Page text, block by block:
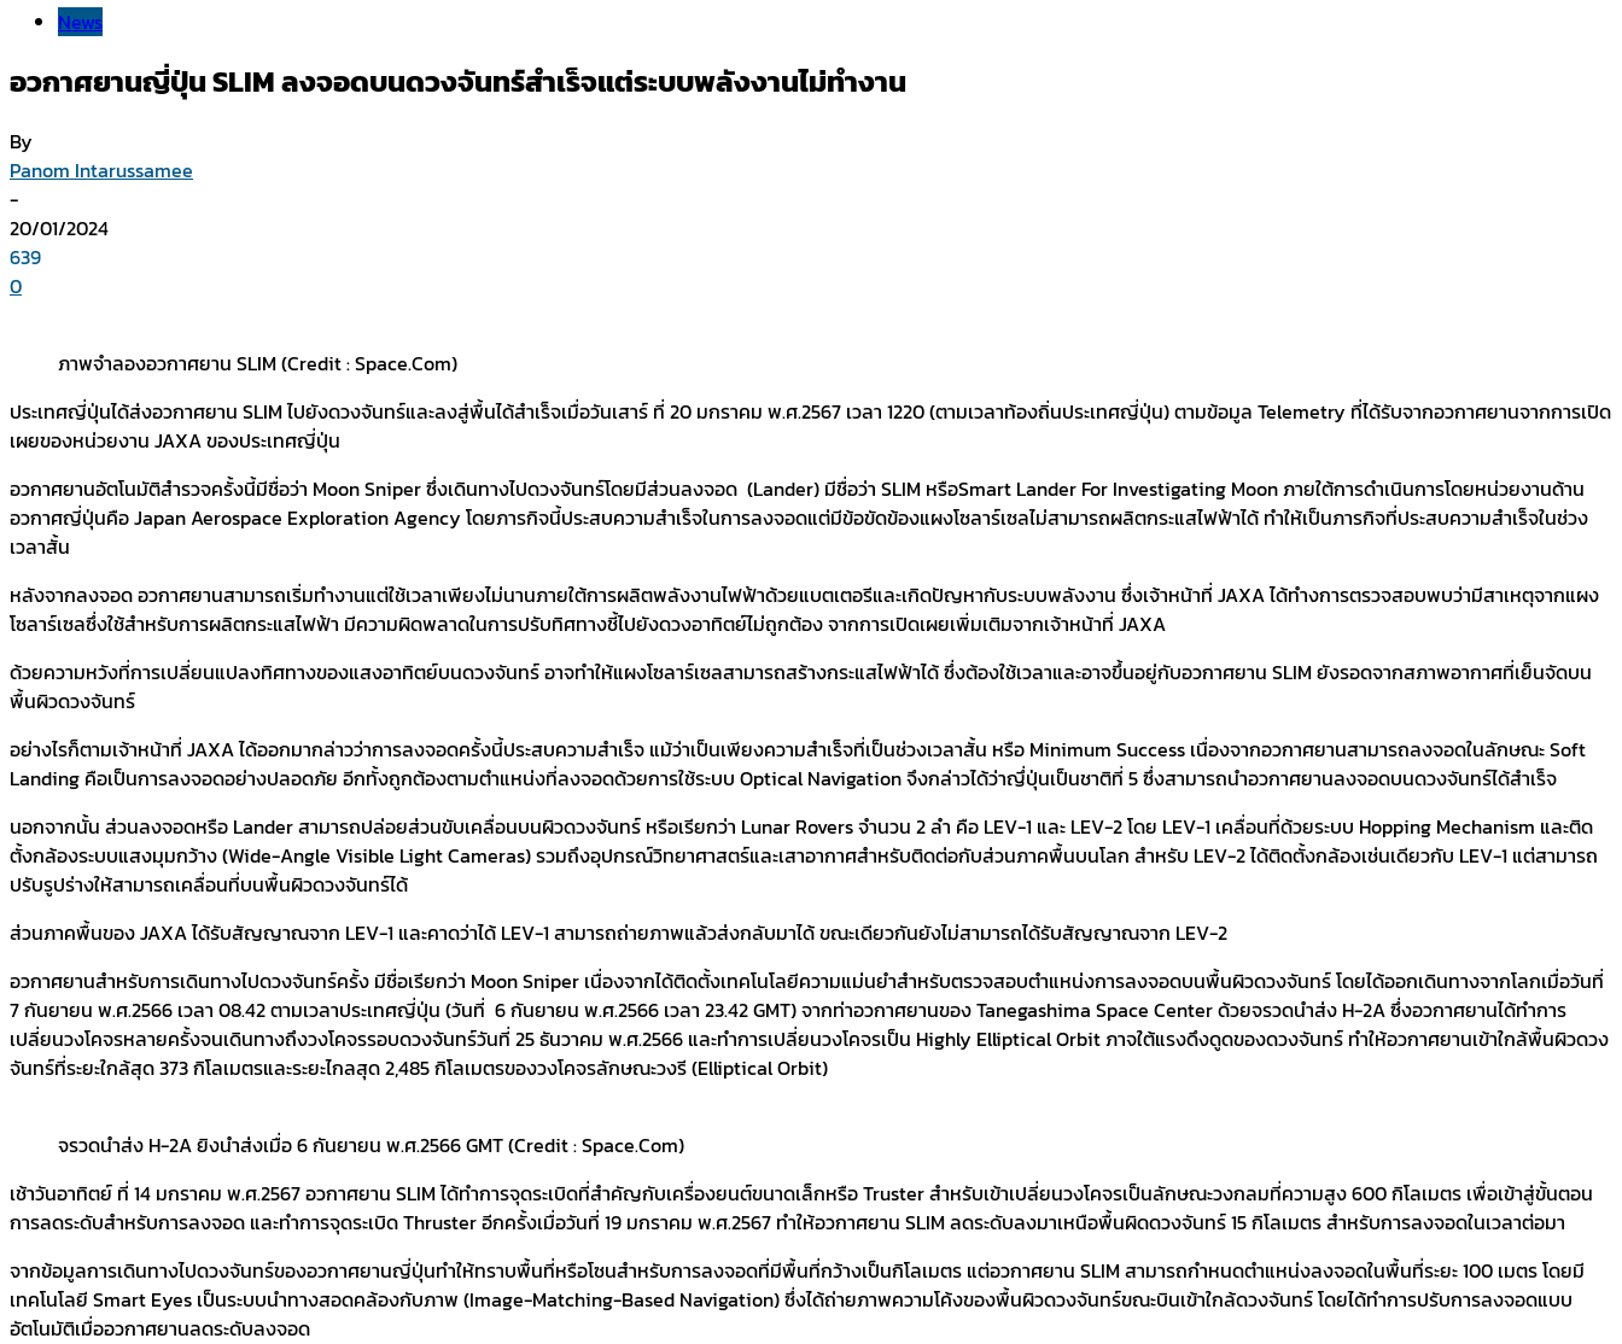
News
อวกาศยานญี่ปุ่น SLIM ลงจอดบนดวงจันทร์สำเร็จแต่ระบบพลังงานไม่ทำงาน
By
Panom Intarussamee
-
20/01/2024
639
0
ภาพจำลองอวกาศยาน SLIM (Credit : Space.com)
ประเทศญี่ปุ่นได้ส่งอวกาศยาน SLIM ไปยังดวงจันทร์และลงสู่พื้นได้สำเร็จเมื่อวันเสาร์ ที่ 20 มกราคม พ.ศ.2567 เวลา 1220 (ตามเวลาท้องถิ่นประเทศญี่ปุ่น) ตามข้อมูล Telemetry ที่ได้รับจากอวกาศยานจากการเปิด
เผยของหน่วยงาน JAXA ของประเทศญี่ปุ่น
อวกาศยานอัตโนมัติสำรวจครั้งนี้มีชื่อว่า Moon Sniper ซึ่งเดินทางไปดวงจันทร์โดยมีส่วนลงจอด (Lander) มีชื่อว่า SLIM หรือSmart Lander For Investigating Moon ภายใต้การดำเนินการโดยหน่วยงานด้าน
อวกาศญี่ปุ่นคือ Japan Aerospace Exploration Agency โดยภารกิจนี้ประสบความสำเร็จในการลงจอดแต่มีข้อขัดข้องแผงโซลาร์เซลไม่สามารถผลิตกระแสไฟฟ้าได้ ทำให้เป็นภารกิจที่ประสบความสำเร็จในช่วง
เวลาสั้น
หลังจากลงจอด อวกาศยานสามารถเริ่มทำงานแต่ใช้เวลาเพียงไม่นานภายใต้การผลิตพลังงานไฟฟ้าด้วยแบตเตอรีและเกิดปัญหากับระบบพลังงาน ซึ่งเจ้าหน้าที่ JAXA ได้ทำงการตรวจสอบพบว่ามีสาเหตุจากแผง
โซลาร์เซลซึ่งใช้สำหรับการผลิตกระแสไฟฟ้า มีความผิดพลาดในการปรับทิศทางชี้ไปยังดวงอาทิตย์ไม่ถูกต้อง จากการเปิดเผยเพิ่มเติมจากเจ้าหน้าที่ JAXA
ด้วยความหวังที่การเปลี่ยนแปลงทิศทางของแสงอาทิตย์บนดวงจันทร์ อาจทำให้แผงโซลาร์เซลสามารถสร้างกระแสไฟฟ้าได้ ซึ่งต้องใช้เวลาและอาจขึ้นอยู่กับอวกาศยาน SLIM ยังรอดจากสภาพอากาศที่เย็นจัดบน
พื้นผิวดวงจันทร์
อย่างไรก็ตามเจ้าหน้าที่ JAXA ได้ออกมากล่าวว่าการลงจอดครั้งนี้ประสบความสำเร็จ แม้ว่าเป็นเพียงความสำเร็จที่เป็นช่วงเวลาสั้น หรือ Minimum Success เนื่องจากอวกาศยานสามารถลงจอดในลักษณะ Soft
Landing คือเป็นการลงจอดอย่างปลอดภัย อีกทั้งถูกต้องตามตำแหน่งที่ลงจอดด้วยการใช้ระบบ Optical Navigation จึงกล่าวได้ว่าญึ่ปุ่นเป็นชาติที่ 5 ซึ่งสามารถนำอวกาศยานลงจอดบนดวงจันทร์ได้สำเร็จ
นอกจากนั้น ส่วนลงจอดหรือ Lander สามารถปล่อยส่วนขับเคลื่อนบนผิวดวงจันทร์ หรือเรียกว่า Lunar Rovers จำนวน 2 ลำ คือ LEV-1 และ LEV-2 โดย LEV-1 เคลื่อนที่ด้วยระบบ Hopping Mechanism และติด
ตั้งกล้องระบบแสงมุมกว้าง (Wide-Angle Visible Light Cameras) รวมถึงอุปกรณ์วิทยาศาสตร์และเสาอากาศสำหรับติดต่อกับส่วนภาคพื้นบนโลก สำหรับ LEV-2 ได้ติดตั้งกล้องเช่นเดียวกับ LEV-1 แต่สามารถ
ปรับรูปร่างให้สามารถเคลื่อนที่บนพื้นผิวดวงจันทร์ได้
ส่วนภาคพื้นของ JAXA ได้รับสัญญาณจาก LEV-1 และคาดว่าได้ LEV-1 สามารถถ่ายภาพแล้วส่งกลับมาได้ ขณะเดียวกันยังไม่สามารถได้รับสัญญาณจาก LEV-2
อวกาศยานสำหรับการเดินทางไปดวงจันทร์ครั้ง มีชื่อเรียกว่า Moon Sniper เนื่องจากได้ติดตั้งเทคโนโลยีความแม่นยำสำหรับตรวจสอบตำแหน่งการลงจอดบนพื้นผิวดวงจันทร์ โดยได้ออกเดินทางจากโลกเมื่อวันที่
7 กันยายน พ.ศ.2566 เวลา 08.42 ตามเวลาประเทศญี่ปุ่น (วันที่ 6 กันยายน พ.ศ.2566 เวลา 23.42 GMT) จากท่าอวกาศยานของ Tanegashima Space Center ด้วยจรวดนำส่ง H-2A ซึ่งอวกาศยานได้ทำการ
เปลี่ยนวงโคจรหลายครั้งจนเดินทางถึงวงโคจรรอบดวงจันทร์วันที่ 25 ธันวาคม พ.ศ.2566 และทำการเปลี่ยนวงโคจรเป็น Highly Elliptical Orbit ภาจใต้แรงดึงดูดของดวงจันทร์ ทำให้อวกาศยานเข้าใกล้พื้นผิวดวง
จันทร์ที่ระยะใกล้สุด 373 กิโลเมตรและระยะไกลสุด 2,485 กิโลเมตรของวงโคจรลักษณะวงรี (Elliptical Orbit)
จรวดนำส่ง H-2A ยิงนำส่งเมื่อ 6 กันยายน พ.ศ.2566 GMT (Credit : Space.com)
เช้าวันอาทิตย์ ที่ 14 มกราคม พ.ศ.2567 อวกาศยาน SLIM ได้ทำการจุดระเบิดที่สำคัญกับเครื่องยนต์ขนาดเล็กหรือ Truster สำหรับเข้าเปลี่ยนวงโคจรเป็นลักษณะวงกลมที่ความสูง 600 กิโลเมตร เพื่อเข้าสู่ขั้นตอน
การลดระดับสำหรับการลงจอด และทำการจุดระเบิด Thruster อีกครั้งเมื่อวันที่ 19 มกราคม พ.ศ.2567 ทำให้อวกาศยาน SLIM ลดระดับลงมาเหนือพื้นผิดดวงจันทร์ 15 กิโลเมตร สำหรับการลงจอดในเวลาต่อมา
จากข้อมูลการเดินทางไปดวงจันทร์ของอวกาศยานญี่ปุ่นทำให้ทราบพื้นที่หรือโซนสำหรับการลงจอดที่มีพื้นที่กว้างเป็นกิโลเมตร แต่อวกาศยาน SLIM สามารถกำหนดตำแหน่งลงจอดในพื้นที่ระยะ 100 เมตร โดยมี
เทคโนโลยี Smart Eyes เป็นระบบนำทางสอดคล้องกับภาพ (Image-Matching-Based Navigation) ซึ่งได้ถ่ายภาพความโค้งของพื้นผิวดวงจันทร์ขณะบินเข้าใกล้ดวงจันทร์ โดยได้ทำการปรับการลงจอดแบบ
อัตโนมัติเมื่ออวกาศยานลดระดับลงจอด